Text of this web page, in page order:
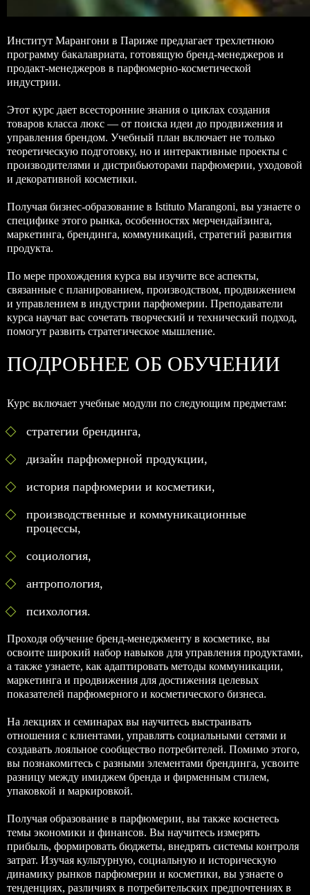
Институт Марангони в Париже предлагает трехлетнюю
программу бакалавриата, готовящую бренд-менеджеров и
продакт-менеджеров в парфюмерно-косметической
индустрии.
Этот курс дает всесторонние знания о циклах создания
товаров класса люкс — от поиска идеи до продвижения и
управления брендом. Учебный план включает не только
теоретическую подготовку, но и интерактивные проекты с
производителями и дистрибьюторами парфюмерии, уходовой
и декоративной косметики.
Получая бизнес-образование в Istituto Marangoni, вы узнаете о
специфике этого рынка, особенностях мерчендайзинга,
маркетинга, брендинга, коммуникаций, стратегий развития
продукта.
По мере прохождения курса вы изучите все аспекты,
связанные с планированием, производством, продвижением
и управлением в индустрии парфюмерии. Преподаватели
курса научат вас сочетать творческий и технический подход,
помогут развить стратегическое мышление.
ПОДРОБНЕЕ ОБ ОБУЧЕНИИ
Курс включает учебные модули по следующим предметам:
стратегии брендинга,
дизайн парфюмерной продукции,
история парфюмерии и косметики,
производственные и коммуникационные
процессы,
социология,
антропология,
психология.
Проходя обучение бренд-менеджменту в косметике, вы
освоите широкий набор навыков для управления продуктами,
а также узнаете, как адаптировать методы коммуникации,
маркетинга и продвижения для достижения целевых
показателей парфюмерного и косметического бизнеса.
На лекциях и семинарах вы научитесь выстраивать
отношения с клиентами, управлять социальными сетями и
создавать лояльное сообщество потребителей. Помимо этого,
вы познакомитесь с разными элементами брендинга, усвоите
разницу между имиджем бренда и фирменным стилем,
упаковкой и маркировкой.
Получая образование в парфюмерии, вы также коснетесь
темы экономики и финансов. Вы научитесь измерять
прибыль, формировать бюджеты, внедрять системы контроля
затрат. Изучая культурную, социальную и историческую
динамику рынков парфюмерии и косметики, вы узнаете о
тенденциях, различиях в потребительских предпочтениях в